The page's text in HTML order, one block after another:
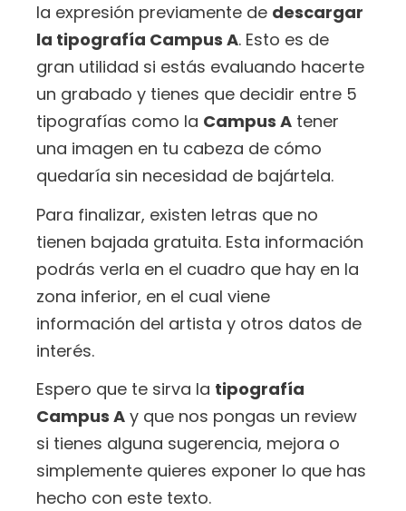
la expresión previamente de descargar
la tipografía Campus A. Esto es de
gran utilidad si estás evaluando hacerte
un grabado y tienes que decidir entre 5
tipografías como la Campus A tener
una imagen en tu cabeza de cómo
quedaría sin necesidad de bajártela.
Para finalizar, existen letras que no
tienen bajada gratuita. Esta información
podrás verla en el cuadro que hay en la
zona inferior, en el cual viene
información del artista y otros datos de
interés.
Espero que te sirva la tipografía
Campus A y que nos pongas un review
si tienes alguna sugerencia, mejora o
simplemente quieres exponer lo que has
hecho con este texto.